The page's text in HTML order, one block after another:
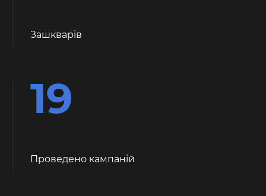
Зашкварiв
19
Проведено кампаній